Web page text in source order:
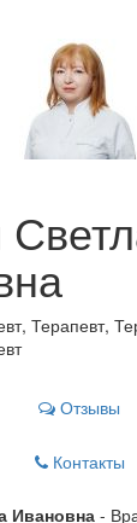
Терапевт,
Отзывы
Контакты
Ивановна -